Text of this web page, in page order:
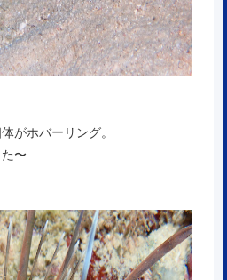
がホバーリング。
〜